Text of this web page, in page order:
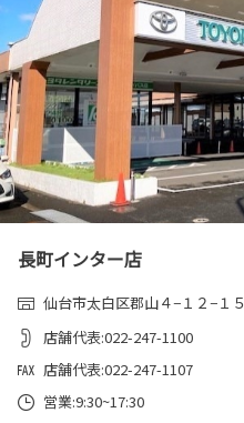
長町インター店
仙台市太白区郡山４−１２−１５
店舗代表:022-247-1100
店舗代表:022-247-1107
営業:9:30~17:30